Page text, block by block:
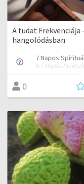
A tudat Frekvenciája
hangolódásban
7 Napos
0